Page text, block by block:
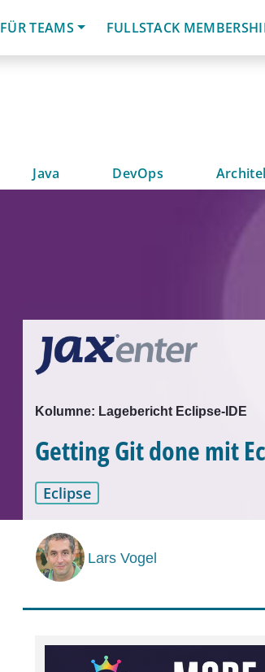
FÜR TEAMS
FULLSTACK
Java DevOps
Kolumne: Lagebericht Eclipse-IDE
Getting Git done mit
Eclipse
Lars Vogel